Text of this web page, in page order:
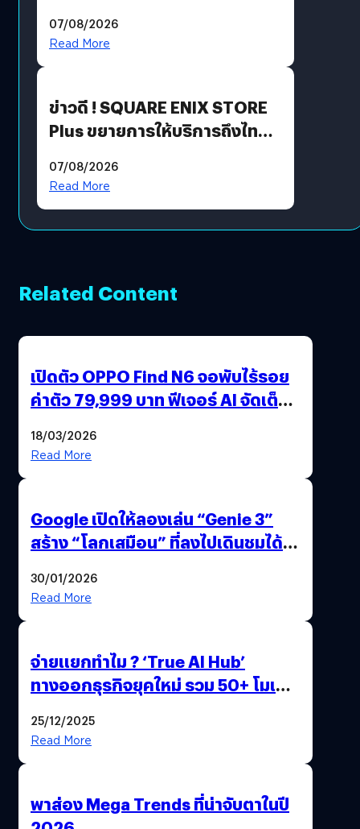
07/08/2026
Read More
ข่าวดี ! SQUARE ENIX STORE
Plus ขยายการให้บริการถึงไทย
โดยตรง
07/08/2026
Read More
Related Content
เปิดตัว OPPO Find N6 จอพับไร้รอย
ค่าตัว 79,999 บาท ฟีเจอร์ AI จัดเต็ม
18/03/2026
Read More
Google เปิดให้ลองเล่น “Genie 3”
สร้าง “โลกเสมือน” ที่ลงไปเดินชมได้
30/01/2026
Read More
จ่ายแยกทำไม ? ‘True AI Hub’
ทางออกธุรกิจยุคใหม่ รวม 50+ โมเดล
25/12/2025
Read More
พาส่อง Mega Trends ที่น่าจับตาในปี